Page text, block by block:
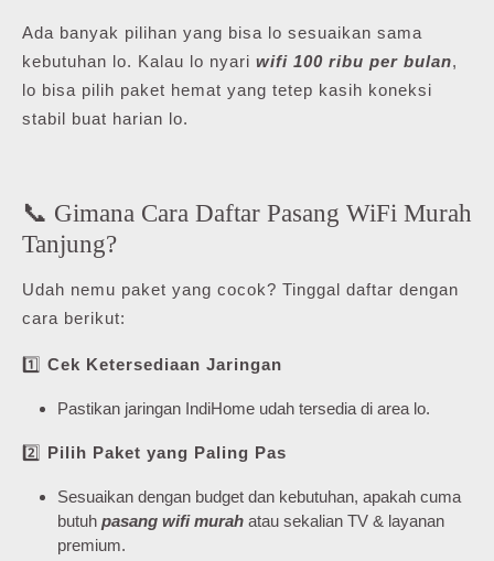
Ada banyak pilihan yang bisa lo sesuaikan sama
kebutuhan lo. Kalau lo nyari wifi 100 ribu per bulan,
lo bisa pilih paket hemat yang tetep kasih koneksi
stabil buat harian lo.
📞 Gimana Cara Daftar Pasang WiFi Murah
Tanjung?
Udah nemu paket yang cocok? Tinggal daftar dengan
cara berikut:
1️⃣ Cek Ketersediaan Jaringan
Pastikan jaringan IndiHome udah tersedia di area lo.
2️⃣ Pilih Paket yang Paling Pas
Sesuaikan dengan budget dan kebutuhan, apakah cuma
butuh pasang wifi murah atau sekalian TV & layanan
premium.